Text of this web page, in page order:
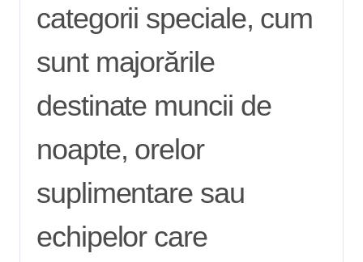
categorii speciale, cum
sunt majorările
destinate muncii de
noapte, orelor
suplimentare sau
echipelor care